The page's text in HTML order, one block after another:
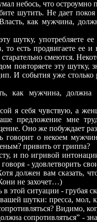
небось, что остроумно
шутить. Не дает
как мужчина,
шутку, употребляете
то есть продвигаете
смеются.
повторяете эту шутку,
И события уже столько
как мужчина,
я себя чувствую, а
предложение мне
Оно же побуждает
говорит о некоем
привить от гриппа?
и по игривой
говоря -удовлетворить
должен вам сказать,
не захочет…)
в этой ситуации - грубая
шутки: пресса, мол,
Видимо,
сопротивляться” -